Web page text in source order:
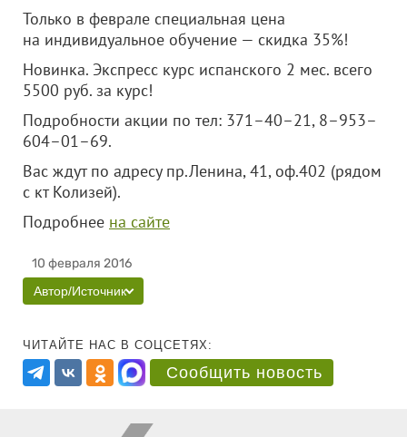
Только в феврале специальная цена
на индивидуальное обучение — скидка 35%!
Новинка. Экспресс курс испанского 2 мес. всего
5500 руб. за курс!
Подробности акции по тел: 371–40–21, 8–953–
604–01–69.
Вас ждут по адресу пр.Ленина, 41, оф.402 (рядом
с кт Колизей).
Подробнее на сайте
10 февраля 2016
Автор/Источник
ЧИТАЙТЕ НАС В СОЦСЕТЯХ:
Сообщить новость